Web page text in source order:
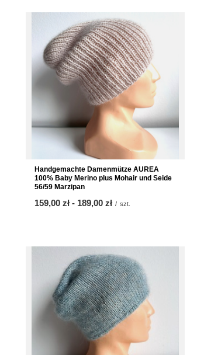
Handgemachte Damenmütze AUREA
100% Baby Merino plus Mohair und Seide
56/59 Marzipan
ab
159,00 zł - bis
189,00 zł / szt.